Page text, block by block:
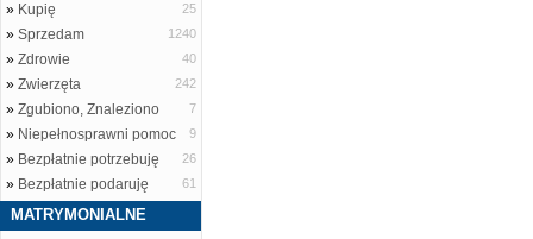
» Kupię 25
» Sprzedam 1240
» Zdrowie 40
» Zwierzęta 242
» Zgubiono, Znaleziono 7
» Niepełnosprawni pomoc 9
» Bezpłatnie potrzebuję 26
» Bezpłatnie podaruję 61
MATRYMONIALNE